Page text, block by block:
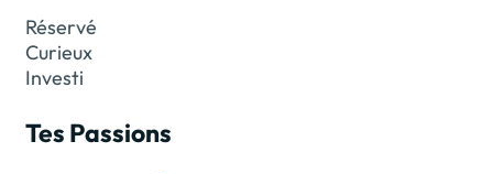
Réservé
Curieux
Investi
Tes Passions